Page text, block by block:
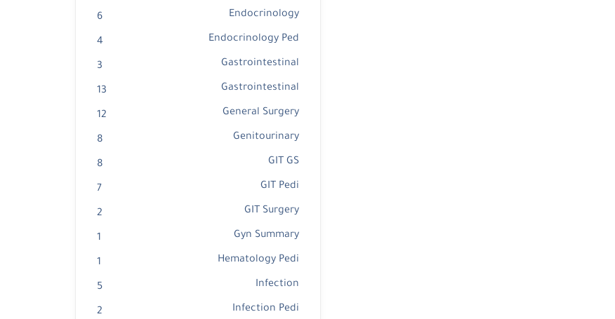
Endocrinology
6
Endocrinology Ped
4
Gastrointestinal
3
Gastrointestinal
13
General Surgery
12
Genitourinary
8
GIT GS
8
GIT Pedi
7
GIT Surgery
2
Gyn Summary
1
Hematology Pedi
1
Infection
5
Infection Pedi
2